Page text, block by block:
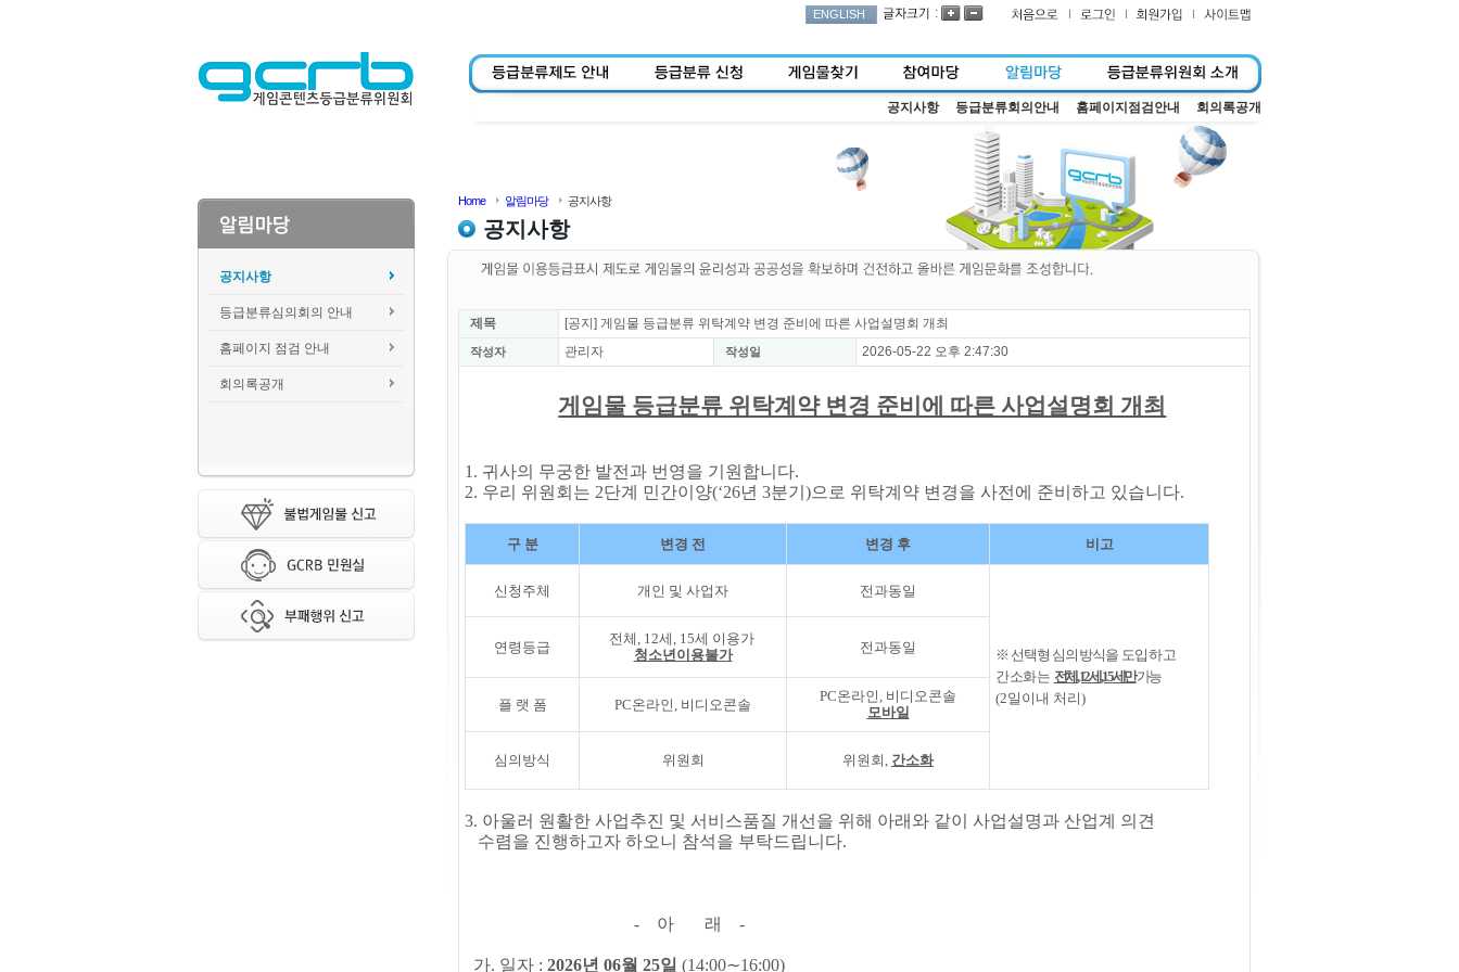
ENGLISH :
공지사항 등급분류회의안내 홈페이지점검안내 회의록공개
공지사항
등급분류심의회의 안내
홈페이지 점검 안내
회의록공개
Home 알림마당 공지사항
공지사항
제목 [공지] 게임물 등급분류 위탁계약 변경 준비에 따른 사업설명회 개최
작성자 관리자 작성일 2026-05-22 오후 2:47:30
게임물 등급분류 위탁계약 변경 준비에 따른 사업설명회 개최
1. 귀사의 무궁한 발전과 번영을 기원합니다.
2. 우리 위원회는 2단계 민간이양(‘26년 3분기)으로 위탁계약 변경을 사전에 준비하고 있습니다.
구 분 변경 전 변경 후 비고
신청주체 개인 및 사업자 전과동일
※ 선택형 심의방식을 도입하고
간소화는 전체 , 12세 , 15세만가능
(2일이내 처리)
연령등급
전체, 12세, 15세 이용가
청소년이용불가
전과동일
플 랫 폼 PC온라인, 비디오콘솔
PC온라인, 비디오콘솔
모바일
심의방식 위원회 위원회, 간소화
3. 아울러 원활한 사업추진 및 서비스품질 개선을 위해 아래와 같이 사업설명과 산업계 의견
수렴을 진행하고자 하오니 참석을 부탁드립니다.
- 아 래 -
가. 일자 : 2026년 06월 25일 (14:00∼16:00)